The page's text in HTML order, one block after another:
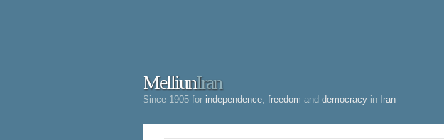
MelliunIran
Since 1905 for independence freedom and democracy in Iran